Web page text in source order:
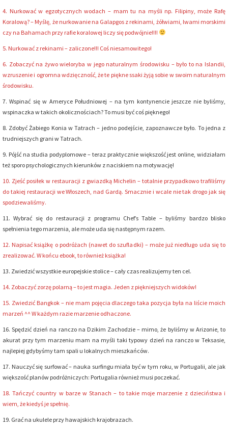
4. Nurkować w egzotycznych wodach – mam tu na myśli np. Filipiny, może Rafę
Koralową? – Myślę, że nurkowanie na Galapgos z rekinami, żółwiami, lwami morskimi
czy na Bahamach przy rafie koralowej liczy się podwójnie!!!!
5. Nurkować z rekinami – zaliczone!!! Coś niesamowitego!
6. Zobaczyć na żywo wieloryba w jego naturalnym środowisku – było to na Islandii,
wzruszenie i ogromna wdzięczność, że te piękne ssaki żyją sobie w swoim naturalnym
środowisku.
7. Wspinać się w Ameryce Południowej – na tym kontynencie jeszcze nie byliśmy,
wspinaczka w takich okolicznościach? To musi być coś pięknego!
8. Zdobyć Żabiego Konia w Tatrach – jedno podejście, zapoznawcze było. To jedna z
trudniejszych grani w Tatrach.
9. Pójść na studia podyplomowe – teraz praktycznie większość jest online, widziałam
też sporo psychologicznych kierunków z naciskiem na motywację!
10. Zjeść posiłek w restauracji z gwiazdką Michelin – totalnie przypadkowo trafiliśmy
do takiej restauracji we Włoszech, nad Gardą. Smacznie i wcale nie tak drogo jak się
spodziewaliśmy.
11. Wybrać się do restauracji z programu Chef’s Table – byliśmy bardzo blisko
spełnienia tego marzenia, ale może uda się następnym razem.
12. Napisać książkę o podróżach (nawet do szufladki) – może już niedługo uda się to
zrealizować. W końcu ebook, to również książka!
13. Zwiedzić wszystkie europejskie stolice – cały czas realizujemy ten cel.
14. Zobaczyć zorzę polarną – to jest magia. Jeden z piękniejszych widoków!
15. Zwiedzić Bangkok – nie mam pojęcia dlaczego taka pozycja była na liście moich
marzeń ^^ W każdym razie marzenie odhaczone.
16. Spędzić dzień na ranczo na Dzikim Zachodzie – mimo, że byliśmy w Arizonie, to
akurat przy tym marzeniu mam na myśli taki typowy dzień na ranczo w Teksasie,
najlepiej gdybyśmy tam spali u lokalnych mieszkańców.
17. Nauczyć się surfować – nauka surfingu miała być w tym roku, w Portugalii, ale jak
większość planów podróżniczych: Portugalia również musi poczekać.
18. Tańczyć country w barze w Stanach – to takie moje marzenie z dzieciństwa i
wiem, że kiedyś je spełnię.
19. Grać na ukulele przy hawajskich krajobrazach.